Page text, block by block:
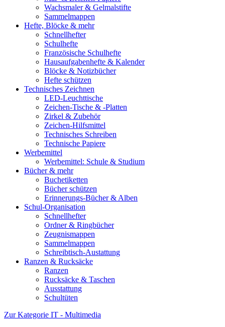
Wachsmaler & Gelmalstifte
Sammelmappen
Hefte, Blöcke & mehr
Schnellhefter
Schulhefte
Französische Schulhefte
Hausaufgabenhefte & Kalender
Blöcke & Notizbücher
Hefte schützen
Technisches Zeichnen
LED-Leuchttische
Zeichen-Tische & -Platten
Zirkel & Zubehör
Zeichen-Hilfsmittel
Technisches Schreiben
Technische Papiere
Werbemittel
Werbemittel: Schule & Studium
Bücher & mehr
Buchetiketten
Bücher schützen
Erinnerungs-Bücher & Alben
Schul-Organisation
Schnellhefter
Ordner & Ringbücher
Zeugnismappen
Sammelmappen
Schreibtisch-Austattung
Ranzen & Rucksäcke
Ranzen
Rucksäcke & Taschen
Ausstattung
Schultüten
Zur Kategorie IT - Multimedia